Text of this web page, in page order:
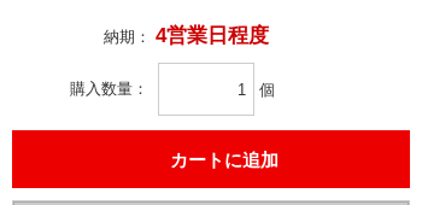
納期： 4営業日程度
購入数量 個